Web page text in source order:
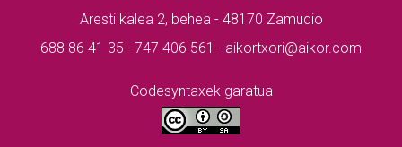
Aresti kalea 2, behea - 48170 Zamudio
688 86 41 35 · 747 406 561 · aikortxori@aikor.com
Codesyntaxek garatua